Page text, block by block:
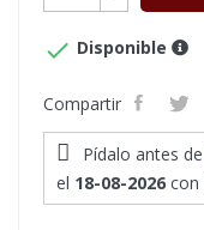
 Disponible
Compartir
Pídalo antes de
el 18-08-2026 con